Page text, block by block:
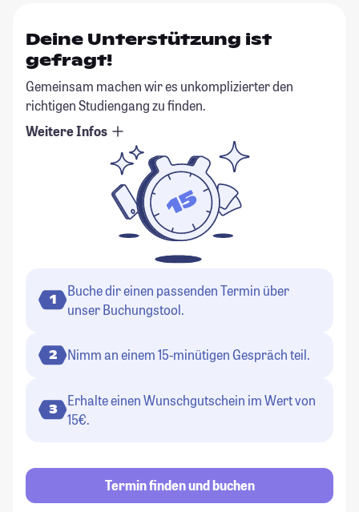
Deine Unterstützung ist
gefragt!
Gemeinsam machen wir es unkomplizierter den
richtigen Studiengang zu finden.
Weitere Infos
1
Buche dir einen passenden Termin über
unser Buchungstool.
2 Nimm an einem 15-minütigen Gespräch teil.
3
Erhalte einen Wunschgutschein im Wert von
15€.
Termin finden und buchen